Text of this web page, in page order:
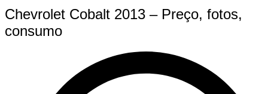
Chevrolet Cobalt 2013 – Preço, fotos,
consumo